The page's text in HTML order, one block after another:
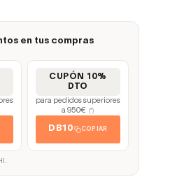
en tus compras
CUPÓN 10%
DTO
para pedidos superiores
a 950€
(*)
DB10 COPIAR